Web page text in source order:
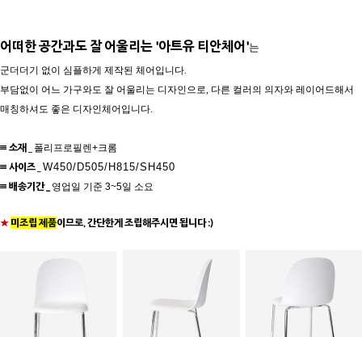
어떠한 공간과도 잘 어울리는 '아트유 티안체어'는
군더더기 없이 심플하게 제작된 체어입니다.
부담없이 어느 가구와도 잘 어울리는 디자인으로, 다른 컬러의 의자와 레이어드해서
매칭하셔도 좋은 디자인체어입니다.
≡ 소재 폴리프로필렌+크롬
≡ 사이즈 W450/D505/H815/SH450
≡ 배송기간 _
영업일 기준 3~5일 소요
★ 미조립 제품이므로, 간단한게 조립해주시면 됩니다 :)